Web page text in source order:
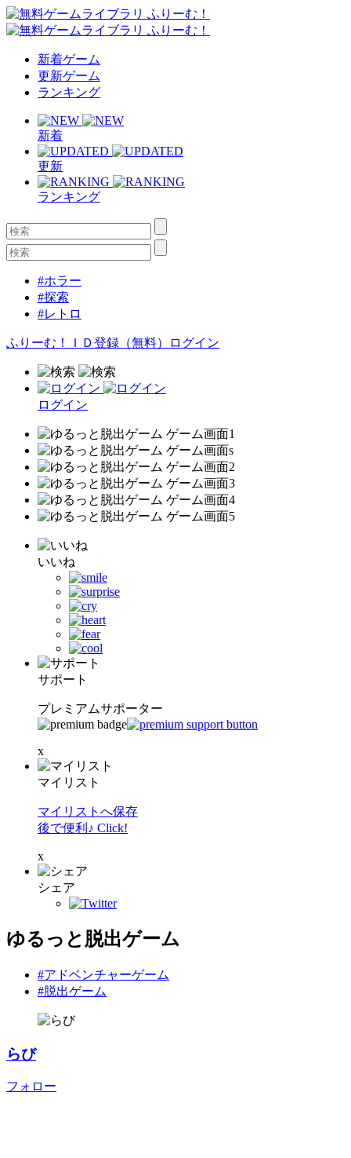
新着ゲーム
更新ゲーム
ランキング
新着
更新
ランキング
#ホラー
#探索
#レトロ
ふりーむ！ＩＤ登録（無料） ログイン
ログイン
いいね
サポート
プレミアムサポーター
x
マイリスト
マイリストへ保存
後で便利♪ Click!
x
シェア
ゆるっと脱出ゲーム
#アドベンチャーゲーム
#脱出ゲーム
らび
フォロー